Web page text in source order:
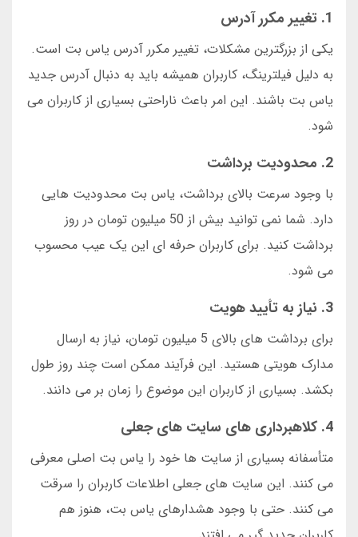
1. تغییر مکرر آدرس
یکی از بزرگترین مشکلات، تغییر مکرر آدرس یاس بت است.
به دلیل فیلترینگ، کاربران همیشه باید به دنبال آدرس جدید
یاس بت باشند. این امر باعث ناراحتی بسیاری از کاربران می
شود.
2. محدودیت برداشت
با وجود سرعت بالای برداشت، یاس بت محدودیت هایی
دارد. شما نمی توانید بیش از 50 میلیون تومان در روز
برداشت کنید. برای کاربران حرفه ای این یک عیب محسوب
می شود.
3. نیاز به تأیید هویت
برای برداشت های بالای 5 میلیون تومان، نیاز به ارسال
مدارک هویتی هستید. این فرآیند ممکن است چند روز طول
بکشد. بسیاری از کاربران این موضوع را زمان بر می دانند.
4. کلاهبرداری های سایت های جعلی
متأسفانه بسیاری از سایت ها خود را یاس بت اصلی معرفی
می کنند. این سایت های جعلی اطلاعات کاربران را سرقت
می کنند. حتی با وجود هشدارهای یاس بت، هنوز هم